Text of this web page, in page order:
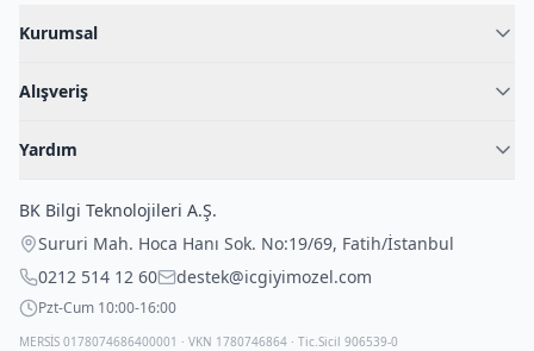
Kurumsal
Blog
İç Giyim Rehberi
Alışveriş
Fantazi İç Giyim
Çocuk İç Giyim
Outlet Fırsatları
Yardım
İade Politikası
Gizli Paketleme
BK Bilgi Teknolojileri A.Ş.
Sururi Mah. Hoca Hanı Sok. No:19/69, Fatih/İstanbul
0212 514 12 60
destek@icgiyimozel.com
Pzt-Cum 10:00-16:00
MERSİS 0178074686400001 · VKN 1780746864 · Tic.Sicil 906539-0